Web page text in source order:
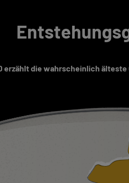
erzählt die wahrscheinlich